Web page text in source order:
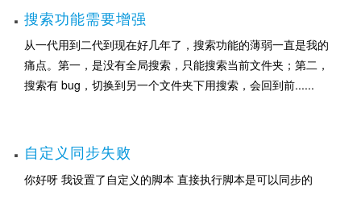
搜索功能需要增强
从一代用到二代到现在好几年了，搜索功能的薄弱一直是我的
痛点。第一，是没有全局搜索，只能搜索当前文件夹；第二，
搜索有 bug，切换到另一个文件夹下用搜索，会回到前......
自定义同步失败
你好呀 我设置了自定义的脚本 直接执行脚本是可以同步的